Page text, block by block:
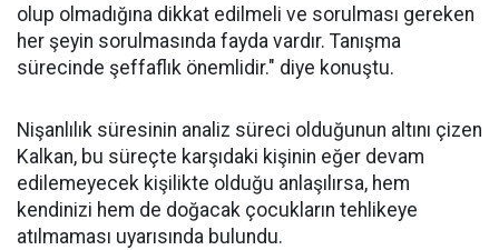
olup olmadığına dikkat edilmeli ve sorulması gereken
her şeyin sorulmasında fayda vardır. Tanışma
sürecinde şeffaflık önemlidir." diye konuştu.
Nişanlılık süresinin analiz süreci olduğunun altını çizen
Kalkan, bu süreçte karşıdaki kişinin eğer devam
edilemeyecek kişilikte olduğu anlaşılırsa, hem
kendinizi hem de doğacak çocukların tehlikeye
atılmaması uyarısında bulundu.